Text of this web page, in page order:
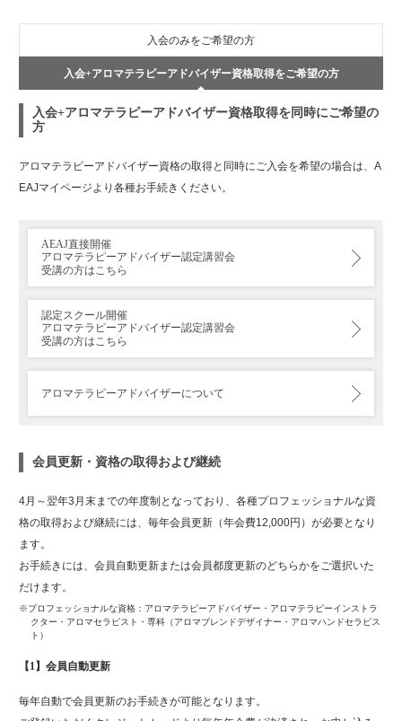
入会のみをご希望の方
入会+アロマテラピーアドバイザー資格取得をご希望の方
入会+アロマテラピーアドバイザー資格取得を同時にご希望の
方
アロマテラピーアドバイザー資格の取得と同時にご入会を希望の場合は、A
EAJマイページより各種お手続きください。
AEAJ直接開催
アロマテラピーアドバイザー認定講習会
受講の方はこちら
認定スクール開催
アロマテラピーアドバイザー認定講習会
受講の方はこちら
アロマテラピーアドバイザーについて
会員更新・資格の取得および継続
4月～翌年3月末までの年度制となっており、各種プロフェッショナルな資
格の取得および継続には、毎年会員更新（年会費12,000円）が必要となり
ます。
お手続きには、会員自動更新または会員都度更新のどちらかをご選択いた
だけます。
※プロフェッショナルな資格：アロマテラピーアドバイザー・アロマテラピーインストラ
クター・アロマセラピスト・ 専科（アロマブレンドデザイナー・アロマハンドセラピス
ト）
【1】会員自動更新
毎年自動で会員更新のお手続きが可能となります。